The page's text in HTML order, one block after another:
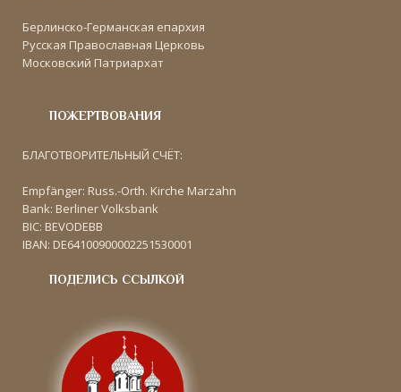
Берлинско-Германская епархия
Русская Православная Церковь
Московский Патриархат
ПОЖЕРТВОВАНИЯ
БЛАГОТВОРИТЕЛЬНЫЙ СЧЁТ:
Empfänger: Russ.-Orth. Kirche Marzahn
Bank: Berliner Volksbank
BIC: BEVODEBB
IBAN: DE64100900002251530001
ПОДЕЛИСЬ ССЫЛКОЙ